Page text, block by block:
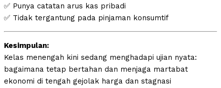
✅ Punya catatan arus kas pribadi
✅ Tidak tergantung pada pinjaman konsumtif
Kesimpulan:
Kelas menengah kini sedang menghadapi ujian nyata:
bagaimana tetap bertahan dan menjaga martabat
ekonomi di tengah gejolak harga dan stagnasi